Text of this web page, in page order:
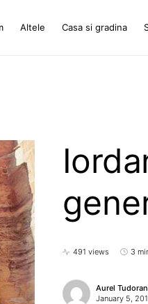
Altele Casa si gradina
491 views 3
Aurel Tudoran
January 5,